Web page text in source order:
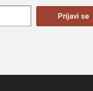
Prijavi se